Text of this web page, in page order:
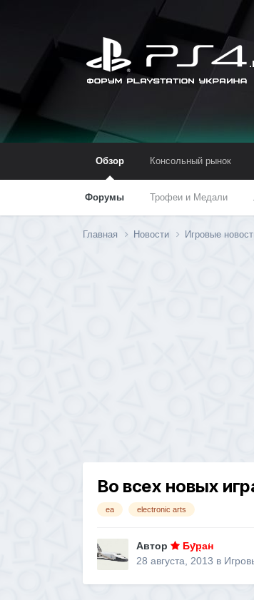
Обзор
Форумы Трофеи и Медали
Консольный рынок
Главная Новости Игровые
Во всех новых
еа electronic arts
Автор
Буран
28 августа, 2013 в